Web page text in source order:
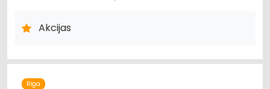
ARHITEKTŪRA, PROJEKTĒŠANA
Akcijas
Rīga